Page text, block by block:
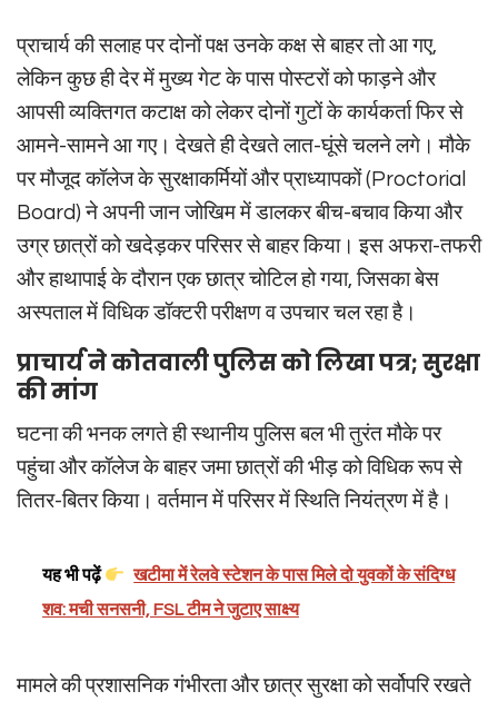
प्राचार्य की सलाह पर दोनों पक्ष उनके कक्ष से बाहर तो आ गए,
लेकिन कुछ ही देर में मुख्य गेट के पास पोस्टरों को फाड़ने और
आपसी व्यक्तिगत कटाक्ष को लेकर दोनों गुटों के कार्यकर्ता फिर से
आमने-सामने आ गए। देखते ही देखते लात-घूंसे चलने लगे। मौके
पर मौजूद कॉलेज के सुरक्षाकर्मियों और प्राध्यापकों (Proctorial
Board) ने अपनी जान जोखिम में डालकर बीच-बचाव किया और
उग्र छात्रों को खदेड़कर परिसर से बाहर किया। इस अफरा-तफरी
और हाथापाई के दौरान एक छात्र चोटिल हो गया, जिसका बेस
अस्पताल में विधिक डॉक्टरी परीक्षण व उपचार चल रहा है।
प्राचार्य ने कोतवाली पुलिस को लिखा पत्र; सुरक्षा
की मांग
घटना की भनक लगते ही स्थानीय पुलिस बल भी तुरंत मौके पर
पहुंचा और कॉलेज के बाहर जमा छात्रों की भीड़ को विधिक रूप से
तितर-बितर किया। वर्तमान में परिसर में स्थिति नियंत्रण में है।
यह भी पढ़ें
खटीमा में रेलवे स्टेशन के पास मिले दो युवकों के संदिग्ध
शव: मची सनसनी, FSL टीम ने जुटाए साक्ष्य
मामले की प्रशासनिक गंभीरता और छात्र सुरक्षा को सर्वोपरि रखते